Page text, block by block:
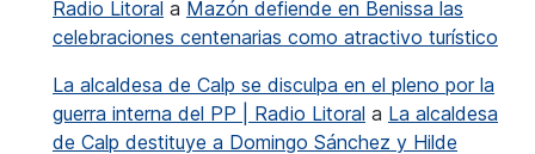
Radio Litoral a Mazón defiende en Benissa las
celebraciones centenarias como atractivo turístico
La alcaldesa de Calp se disculpa en el pleno por la
guerra interna del PP | Radio Litoral a La alcaldesa
de Calp destituye a Domingo Sánchez y Hilde